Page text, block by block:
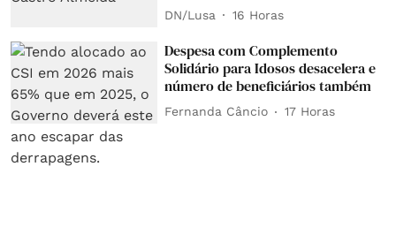
DN/Lusa 16 Horas
Despesa com Complemento
Solidário para Idosos desacelera e
número de beneficiários também
Fernanda Câncio 17 Horas